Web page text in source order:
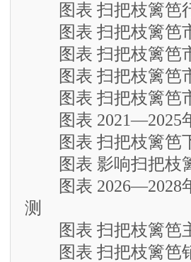
图表 扫把枝篱笆
图表 扫把枝篱笆
图表 扫把枝篱笆
图表 扫把枝篱笆
图表 扫把枝篱笆
图表 2021—2025年
图表 扫把枝篱笆
图表 影响扫把枝篱
图表 2026—2028年
测
图表 扫把枝篱笆
图表 扫把枝篱笆